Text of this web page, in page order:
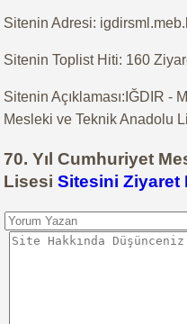
Sitenin Adresi:
Sitenin Toplist Hiti: 160
Sitenin Açıklaması:IĞDIR -
Mesleki ve Teknik Anadolu
70. Yıl Cumhuriyet
LisesiSitesini Ziyaret